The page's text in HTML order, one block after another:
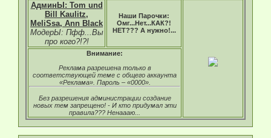
АдминЫ: Tom und
Bill Kaulitz,
MeliSsa, Ann Black
МодерЫ: Пфф...Вы
про кого?!?!
Наши Парочки:
Омг...Нет...КАК?!
НЕТ??? А нужно!...
Внимание:
Реклама разрешена только в
соответствующей теме с общего аккаунта
«Реклама». Пароль – «0000».
Без разрешения администрации создание
новых тем запрещено! - И кто придумал эти
правила??? Ненаааю...